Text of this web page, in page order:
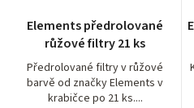
Elements předrolované
růžové filtry 21 ks
Předrolované filtry v růžové
barvě od značky Elements v
krabičce po 21 ks....